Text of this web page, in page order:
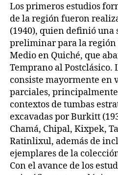
Los primeros estudios
de la región fueron
(1940), quien definió una
preliminar para la región
Medio en Quiché, que
Temprano al Postclásico.
consiste mayormente en
parciales,
contextos de tumbas
excavadas por Burkitt
Chamá, Chipal, Kixpek,
Ratinlixul, además de
ejemplares de la
Con el avance de los